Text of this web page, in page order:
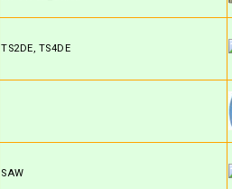
TS2DE, TS4DE
SAW